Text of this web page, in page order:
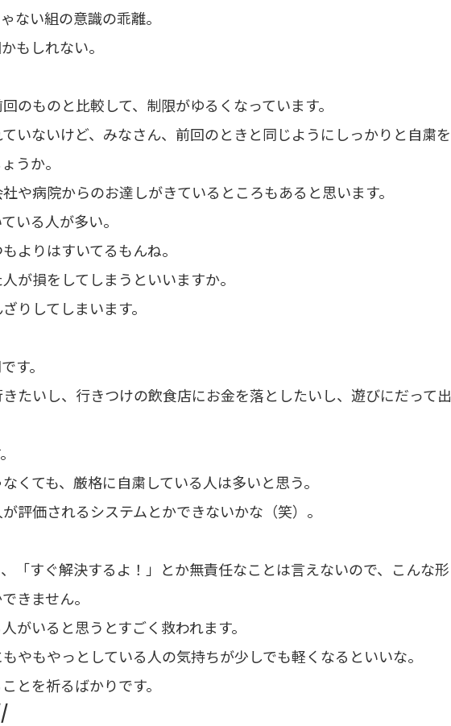
ない組の意識の乖離。
もしれない。
のものと比較して、制限がゆるくなっています。
いないけど、みなさん、前回のときと同じようにしっかりと自粛を
うか。
や病院からのお達しがきているところもあると思います。
いる人が多い。
よりはすいてるもんね。
が損をしてしまうといいますか。
りしてしまいます。
す。
たいし、行きつけの飲食店にお金を落としたいし、遊びにだって出
くても、厳格に自粛している人は多いと思う。
評価されるシステムとかできないかな（笑）。
「すぐ解決するよ！」とか無責任なことは言えないので、こんな形
きません。
がいると思うとすごく救われます。
やもやっとしている人の気持ちが少しでも軽くなるといいな。
とを祈るばかりです。